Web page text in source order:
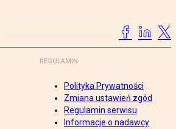
REGULAMIN
Polityka Prywatności
Zmiana ustawień zgód
Regulamin serwisu
Informacje o nadawcy